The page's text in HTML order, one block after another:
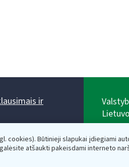
cookies). Būtinieji slapukai įdiegiami
atšaukti pakeisdami interneto
ir
8.00-15.45.
trumpiau.
8.00 val. - 12.00 val.
adresas:
el.paštas: